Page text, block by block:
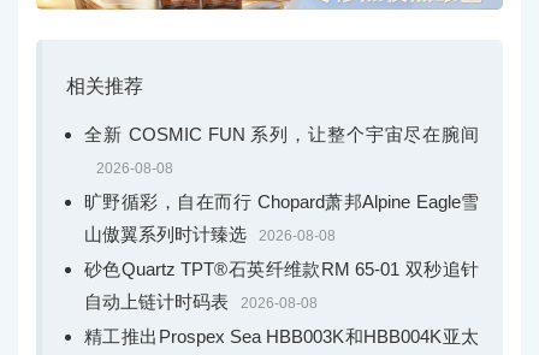
直线条与纤细表圈相映成趣。表盘设计注重视觉平衡、比
例和谐并确保清晰易读，采用轨道式分钟刻度圈，搭配刻
对万年历功能的探索一直贯穿于品牌的制表历程中。
江诗丹顿最古老的万年历时计作品是一枚1884年问世的天
文台表，现已纳入品牌典藏。万年历装置构造复杂，能自
行适应格里高利历的不规则周期，精准识别闰年和每月天
数的变化，在2100年前无需手动调校。
相关推荐
全新 COSMIC FUN 系列，让整个宇宙尽在腕间
2026-08-08
旷野循彩，自在而行 Chopard萧邦Alpine Eagle雪
山傲翼系列时计臻选
2026-08-08
砂色Quartz TPT®石英纤维款RM 65-01 双秒追针
自动上链计时码表
2026-08-08
精工推出Prospex Sea HBB003K和HBB004K亚太